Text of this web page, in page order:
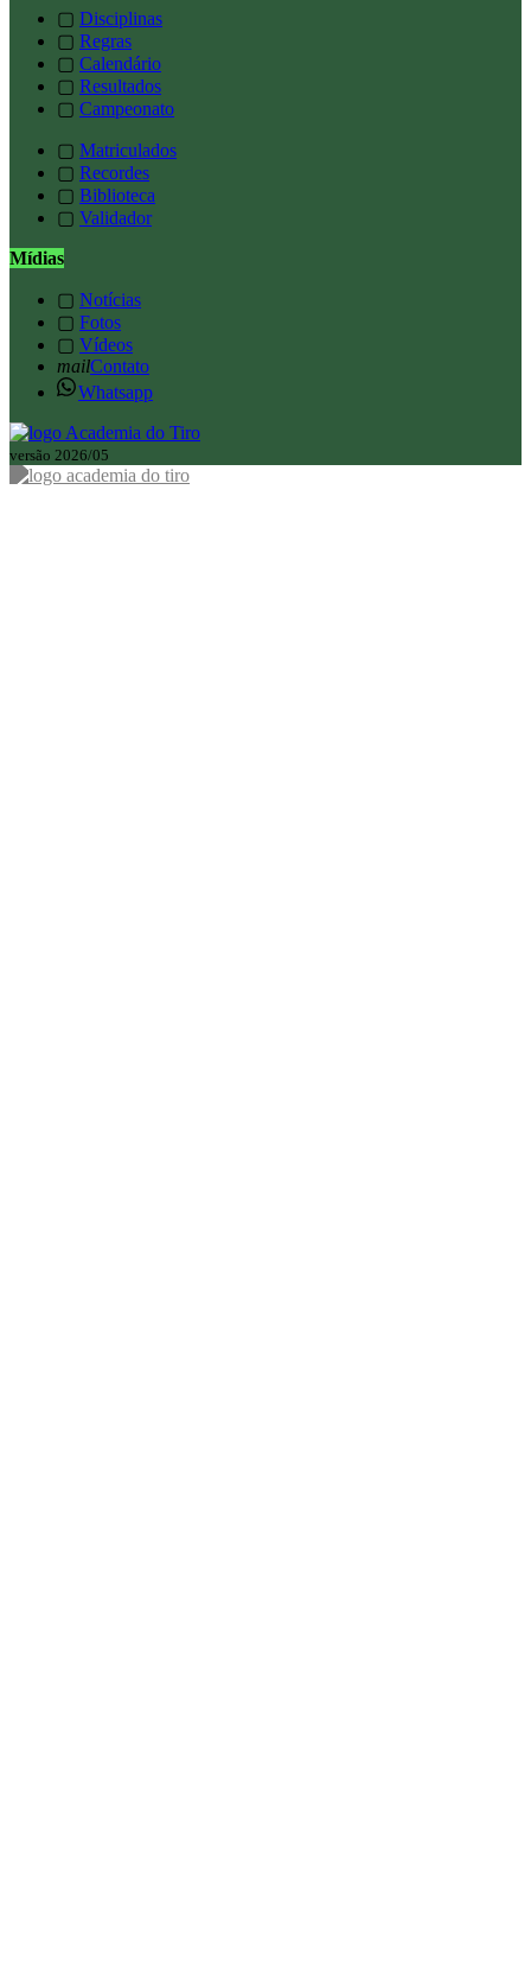
▢ Disciplinas
▢ Regras
▢ Calendário
▢ Resultados
▢ Campeonato
▢ Matriculados
▢ Recordes
▢ Biblioteca
▢ Validador
Mídias
▢ Notícias
▢ Fotos
▢ Vídeos
mailContato
Whatsapp
versão 2026/05